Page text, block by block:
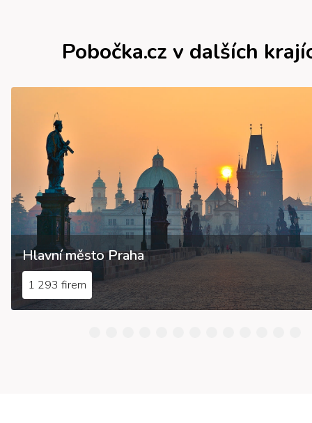
Pobočka.cz v dalších
Hlavní město Praha
1 293 firem